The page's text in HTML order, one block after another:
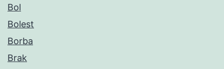
Bol
Bolest
Borba
Brak